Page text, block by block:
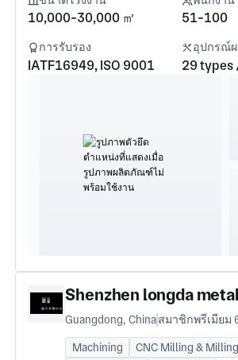
10,000-30,000 ㎡ 51-100
การรับรอง
IATF16949, ISO 9001
อุปกรณ์
29 types
Shenzhen longda
Guangdong, Chinaสมาชิกพรีเมียม
Machining
CNC Milling & Milling